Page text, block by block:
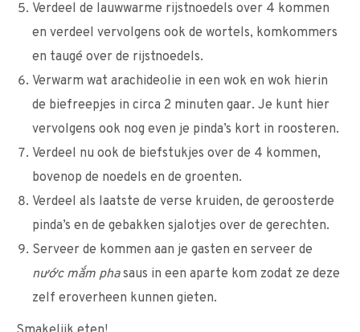
Verdeel de lauwwarme rijstnoedels over 4 kommen
en verdeel vervolgens ook de wortels, komkommers
en taugé over de rijstnoedels.
Verwarm wat arachideolie in een wok en wok hierin
de biefreepjes in circa 2 minuten gaar. Je kunt hier
vervolgens ook nog even je pinda’s kort in roosteren.
Verdeel nu ook de biefstukjes over de 4 kommen,
bovenop de noedels en de groenten.
Verdeel als laatste de verse kruiden, de geroosterde
pinda’s en de gebakken sjalotjes over de gerechten.
Serveer de kommen aan je gasten en serveer de
nước mắm phasaus in een aparte kom zodat ze deze
zelf eroverheen kunnen gieten.